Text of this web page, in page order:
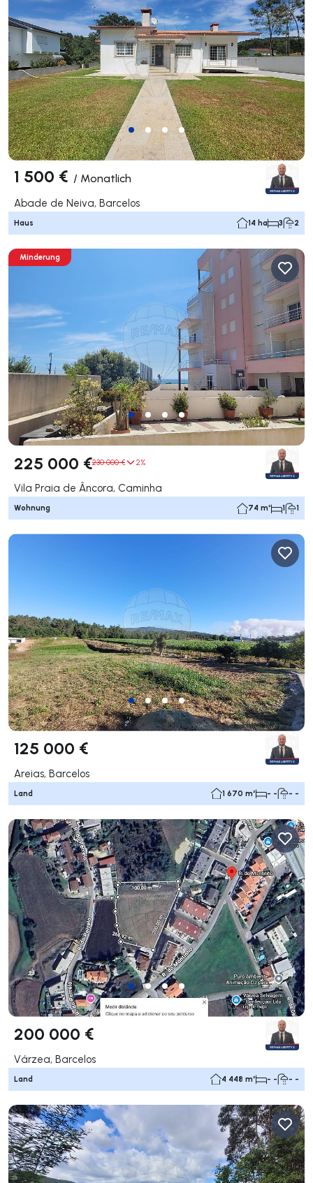
1 500 € / Monatlich
Abade de Neiva, Barcelos
Haus 14 ha 3 2
Minderung
225 000 €230 000 € 2%
Vila Praia de Âncora, Caminha
Wohnung 74 m² 1 1
125 000 €
Areias, Barcelos
Land 1 670 m² - - - -
200 000 €
Várzea, Barcelos
Land 4 448 m² - - - -